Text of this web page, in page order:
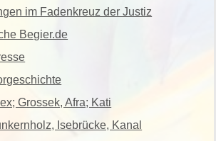
im Fadenkreuz der Justiz
Begier.de
Grossek, Afra; Kati
Isebrücke, Kanal